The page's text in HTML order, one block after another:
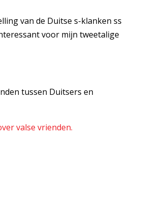
van de Duitse s-klanken ss
voor mijn tweetalige
tussen Duitsers en
valse vrienden.